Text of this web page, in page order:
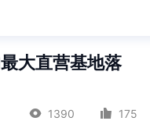
大直营基地落
1390 175